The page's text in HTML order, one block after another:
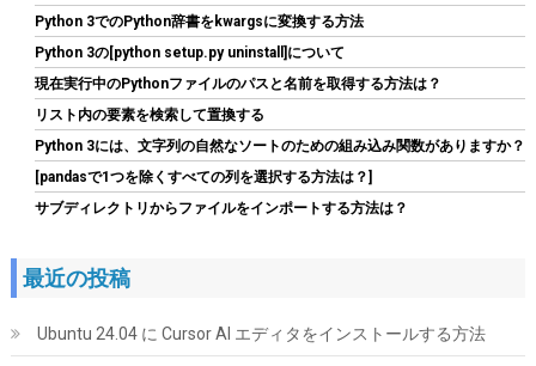
Samsung 990 PRO 1TB PCIe Gen 4.0 x4 (最大転送速度 7,450MB/
秒) NVMe M.2 (2280) 内蔵 SSD MZ-V9P1T0B-IT/EC 国内正規保
証品
(547765) GBP 168.12 (2026-08-08 04:05 GMT +09:00 時点 -詳細は
こちら)
Python 3でのPython辞書をkwargsに変換する方法
Python 3の[python setup.py uninstall]について
現在実行中のPythonファイルのパスと名前を取得する方法は？
リスト内の要素を検索して置換する
Python 3には、文字列の自然なソートのための組み込み関数がありますか？
[pandasで1つを除くすべての列を選択する方法は？]
サブディレクトリからファイルをインポートする方法は？
最近の投稿
Ubuntu 24.04 に Cursor AI エディタをインストールする方法